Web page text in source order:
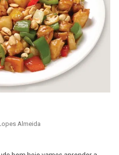
Almeida